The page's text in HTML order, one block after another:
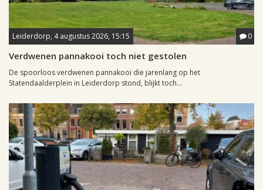
Leiderdorp, 4 augustus 2026, 15:15 0
Verdwenen pannakooi toch niet gestolen
De spoorloos verdwenen pannakooi die jarenlang op het
Statendaalderplein in Leiderdorp stond, blijkt toch...